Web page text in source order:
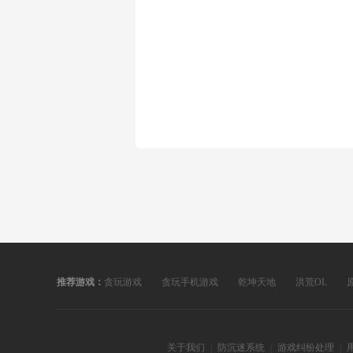
推荐游戏： 贪玩游戏 贪玩手机游戏 乾坤天地 洪荒OL
关于我们 防沉迷系统 游戏纠纷处理